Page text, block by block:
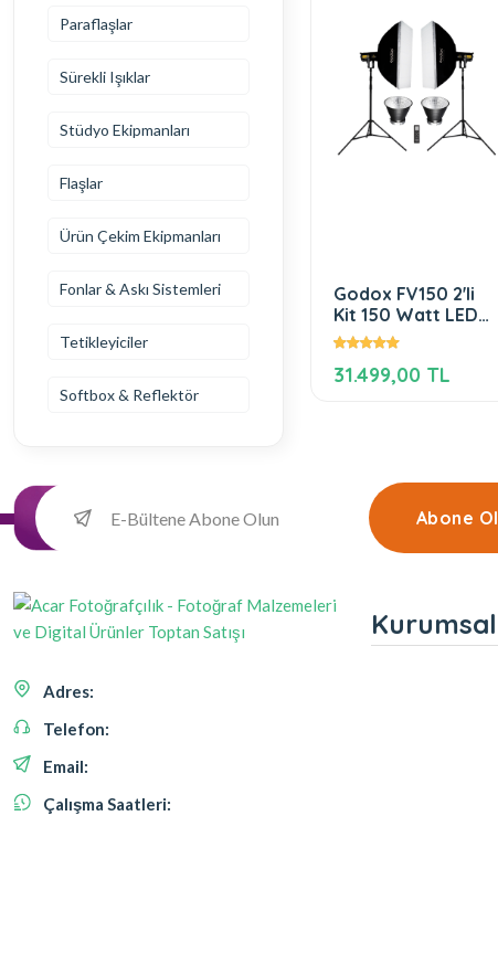
Paraflaşlar
Sürekli Işıklar
Stüdyo Ekipmanları
Flaşlar
Ürün Çekim Ekipmanları
Fonlar & Askı Sistemleri
Tetikleyiciler
Softbox & Reflektör
Godox FV150 2'li
Kit 150 Watt LED
Video Işığı
31.499,00 TL
Abone Ol
Adres:
Telefon:
Email:
Çalışma Saatleri:
Kurumsal